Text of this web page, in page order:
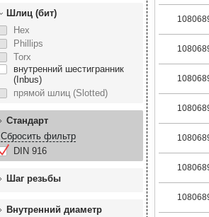
Шлиц (бит)
Hex
Phillips
Torx
внутренний шестигранник
(Inbus)
прямой шлиц (Slotted)
Стандарт
Сбросить фильтр
DIN 916
Шаг резьбы
Внутренний диаметр